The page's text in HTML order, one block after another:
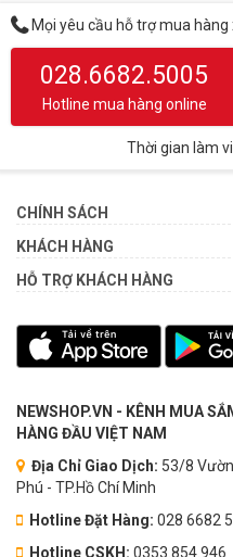
Mọi yêu cầu hỗ trợ mua hàng
028.6682.5005
Hotline mua hàng online
Thời gian làm
CHÍNH SÁCH
KHÁCH HÀNG
HỖ TRỢ KHÁCH HÀNG
NEWSHOP.VN - KÊNH MUA
HÀNG ĐẦU VIỆT NAM
Địa Chỉ Giao Dịch: 53/8
Phú - TP.Hồ Chí Minh
Hotline Đặt Hàng: 028 6682
Hotline CSKH: 0353.854.946